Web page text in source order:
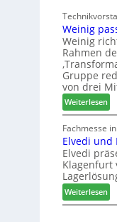
z
u
r
H
a
u
s
m
e
s
s
e
b
e
l
b
r
a
n
c
h
e
e
r
ö
r
t
e
Weinig
Weinig
Rahmen
Gruppe
von drei
Weiterlesen:
W
e
i
n
i
g
p
a
Fachmesse
Elvedi und
Elvedi
Klagenfurt
Weiterlesen:
E